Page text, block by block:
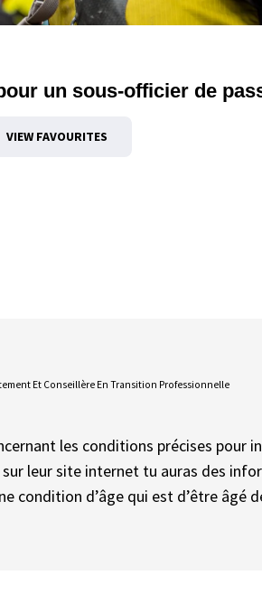
un sous-officier de
VIEW FAVOURITES
Et Conseillère En Transition Professionnelle
les conditions précises pour
sur leur site internet tu auras des
condition d’âge qui est d’être âgé